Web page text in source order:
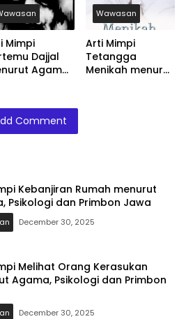
Mimpi
Dajjal
Agama,
Wawasan
Arti Mimpi
Tetangga
Menikah menurut
Comment
Kebanjiran Rumah menurut
Psikologi dan Primbon Jawa
December 30, 2025
Melihat Orang Kerasukan
Agama, Psikologi dan Primbon
December 30, 2025